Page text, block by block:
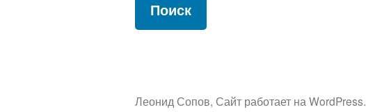
Леонид Сопов, Сайт работает на WordPress.